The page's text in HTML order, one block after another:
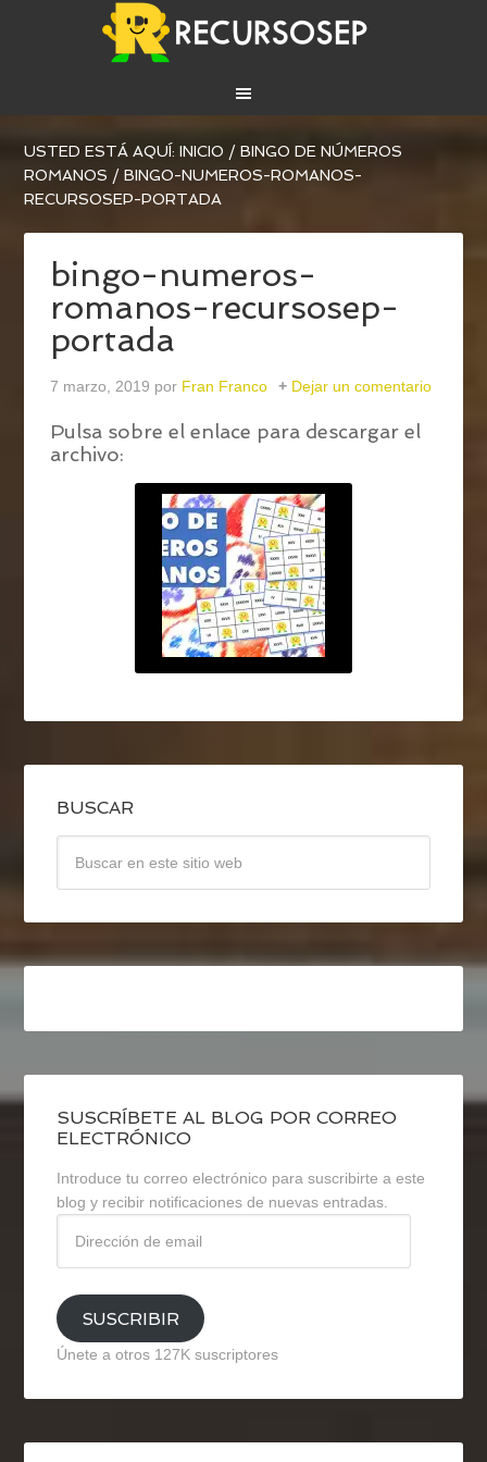
USTED ESTÁ AQUÍ:INICIO / BINGO DE NÚMEROS
ROMANOS / BINGO-NUMEROS-ROMANOS-
RECURSOSEP-PORTADA
bingo-numeros-
romanos-recursosep-
portada
7 marzo, 2019 por Fran Franco Dejar un comentario
Pulsa sobre el enlace para descargar el
archivo:
BUSCAR
SUSCRÍBETE AL BLOG POR CORREO
ELECTRÓNICO
Introduce tu correo electrónico para suscribirte a este
blog y recibir notificaciones de nuevas entradas.
email
SUSCRIBIR
Únete a otros 127K suscriptores